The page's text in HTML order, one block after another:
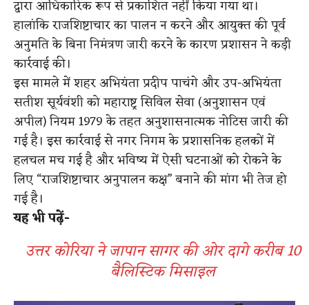
द्वारा आधिकारिक रूप से प्रकाशित नहीं किया गया था।
हालांकि राजशिष्टाचार का पालन न करने और आयुक्त की पूर्व
अनुमति के बिना निमंत्रण जारी करने के कारण प्रशासन ने कड़ी
कार्रवाई की।
इस मामले में शहर अभियंता प्रदीप पाचंगे और उप-अभियंता
सतीश सूर्यवंशी को महाराष्ट्र सिविल सेवा (अनुशासन एवं
अपील) नियम 1979 के तहत अनुशासनात्मक नोटिस जारी की
गई है। इस कार्रवाई से नगर निगम के प्रशासनिक हलकों में
हलचल मच गई है और भविष्य में ऐसी घटनाओं को रोकने के
लिए “राजशिष्टाचार अनुपालन कक्ष” बनाने की मांग भी तेज हो
गई है।
यह भी पढ़ें-
उत्तर कोरिया ने जापान सागर की ओर दागे करीब 10
बैलिस्टिक मिसाइल